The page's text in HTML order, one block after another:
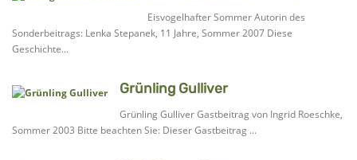
Eisvogelhafter Sommer Autorin des
Sonderbeitrags: Lenka Stepanek, 11 Jahre, Sommer 2007 Diese
Geschichte...
Grünling Gulliver
Grünling Gulliver Gastbeitrag von Ingrid Roeschke,
Sommer 2003 Bitte beachten Sie: Dieser Gastbeitrag ...